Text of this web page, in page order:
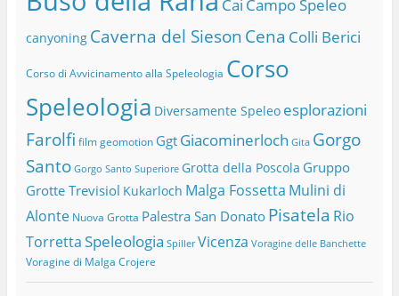
Cai Campo Speleo
canyoning Caverna del Sieson Cena Colli Berici
Corso di Avvicinamento alla Speleologia Corso
Speleologia Diversamente Speleo esplorazioni
Farolfi film geomotion Ggt Giacominerloch Gita Gorgo
Santo Gorgo Santo Superiore Grotta della Poscola Gruppo
Grotte Trevisiol Kukarloch Malga Fossetta Mulini di
Alonte Nuova Grotta Palestra San Donato Pisatela Rio
TorrettaSpeleologia Spiller Vicenza Voragine delle Banchette
Voragine di Malga Crojere